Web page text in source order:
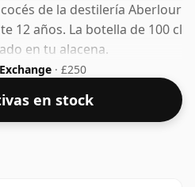
de la destilería Aberlour
12 años. La botella de 100 cl
en tu alacena.
· £250
en stock